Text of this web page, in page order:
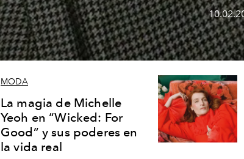
MODA
La magia de Michelle
Yeoh en “Wicked: For
Good” y sus poderes en
la vida real